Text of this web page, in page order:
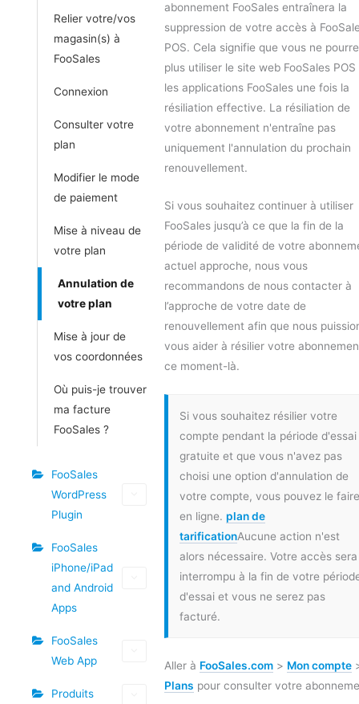
Relier votre/vos
magasin(s) à
FooSales
Connexion
Consulter votre
plan
Modifier le mode
de paiement
Mise à niveau de
votre plan
Annulation de
votre plan
Mise à jour de
vos coordonnées
Où puis-je trouver
ma facture
FooSales ?
FooSales
WordPress
Plugin
FooSales
iPhone/iPad
and Android
Apps
FooSales
Web App
Produits
abonnement FooSales entraînera la
suppression de votre accès à
POS. Cela signifie que vous ne
plus utiliser le site web FooSales POS
les applications FooSales une fois la
résiliation effective. La résiliation de
votre abonnement n'entraîne pas
uniquement l'annulation du prochain
renouvellement.
Si vous souhaitez continuer à utiliser
FooSales jusqu’à ce que la fin de la
période de validité de votre
actuel approche, nous vous
recommandons de nous contacter à
l’approche de votre date de
renouvellement afin que nous
vous aider à résilier votre
ce moment-là.
Si vous souhaitez résilier votre
compte pendant la période d'essai
gratuite et que vous n'avez pas
choisi une option d'annulation de
votre compte, vous pouvez le faire
en ligne. plan de
tarificationAucune action n'est
alors nécessaire. Votre accès sera
interrompu à la fin de votre
d'essai et vous ne serez pas
facturé.
Aller à FooSales.com > Mon compte
Plans pour consulter votre